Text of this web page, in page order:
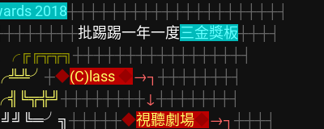
2018┼┼┼┼┼┼┼┼┼┼┼┼┼┼┼┼┼┼┼┼┤
批踢踢一年一度三金獎板┼┼┼┤
┼┼┼┼┼┼┼┼┼┼┼┼┼┼┼┼┤
┼◆(C)lass ◆→┐ ┼┼┼┼┼┼┼┤
┼┼┼┼┼┼┼┼ ↓ ┼┼┼┼┼┼┼┤
┼┼┼┼┼◆視聽劇場◆→┐ ┼┼┼┤